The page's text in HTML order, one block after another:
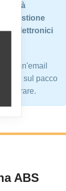
verrà
la gestione
ed elettronici
un'email
sul pacco
riparare.
ABS